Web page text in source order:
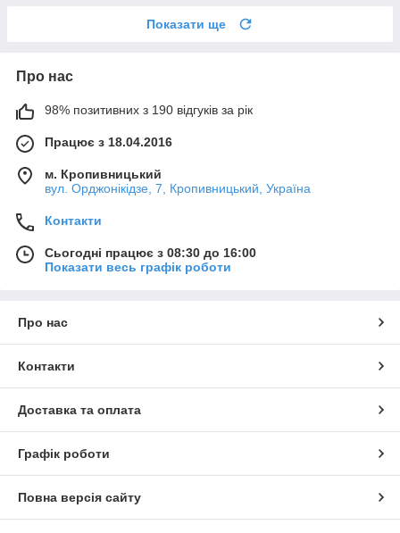
Показати ще
Про нас
98% позитивних з 190 відгуків за рік
Працює з 18.04.2016
м. Кропивницький
вул. Орджонікідзе, 7, Кропивницький, Україна
Контакти
Сьогодні працює з 08:30 до 16:00
Показати весь графік роботи
Про нас
Контакти
Доставка та оплата
Графік роботи
Повна версія сайту